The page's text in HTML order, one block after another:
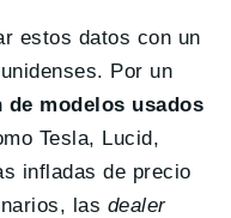
estos datos con un
Por un
de modelos usados
Tesla, Lucid,
infladas de precio
las dealer